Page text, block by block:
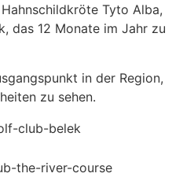
Tyto Alba,
das 12 Monate im Jahr zu
in der Region,
zu sehen.